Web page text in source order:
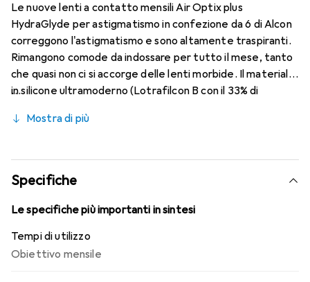
Le nuove lenti a contatto mensili Air Optix plus
HydraGlyde per astigmatismo in confezione da 6 di Alcon
correggono l'astigmatismo e sono altamente traspiranti.
Rimangono comode da indossare per tutto il mese, tanto
che quasi non ci si accorge delle lenti morbide. Il materiale
in silicone ultramoderno (Lotrafilcon B con il 33% di
HydraGlyde Moisture Matrix e la nota tecnologia
comfort che conosci. Indossa le lenti a contatto mensili
tutto il giorno in modo comodo e senza fastidi.
Mostra di più
Specifiche
Le specifiche più importanti in sintesi
Tempi di utilizzo
Obiettivo mensile